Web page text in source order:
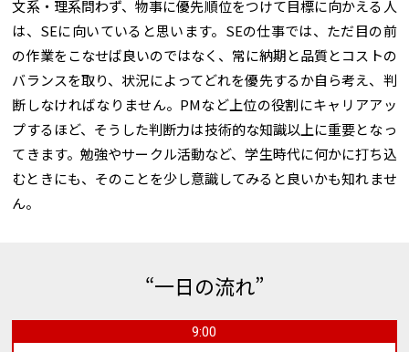
文系・理系問わず、物事に優先順位をつけて目標に向かえる人
は、SEに向いていると思います。SEの仕事では、ただ目の前
の作業をこなせば良いのではなく、常に納期と品質とコストの
バランスを取り、状況によってどれを優先するか自ら考え、判
断しなければなりません。PMなど上位の役割にキャリアアッ
プするほど、そうした判断力は技術的な知識以上に重要となっ
てきます。勉強やサークル活動など、学生時代に何かに打ち込
むときにも、そのことを少し意識してみると良いかも知れませ
ん。
“一日の流れ”
9:00